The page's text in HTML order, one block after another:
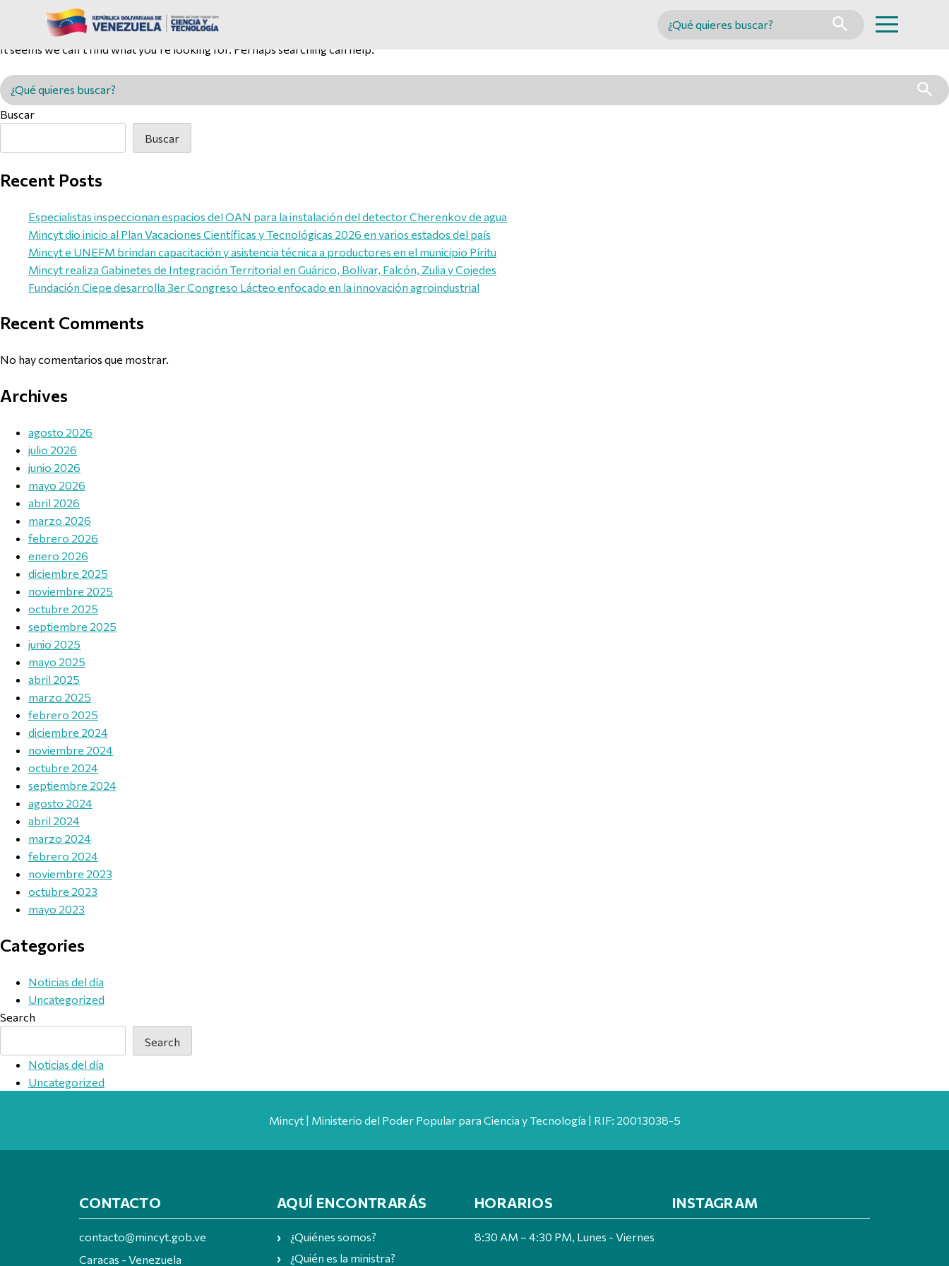
Buscar en MINCYT
Nothing Found
It seems we can’t find what you’re looking for. Perhaps searching can help.
Buscar en MINCYT
Buscar
Buscar
Recent Posts
Especialistas inspeccionan espacios del OAN para la instalación del detector Cherenkov de agua
Mincyt dio inicio al Plan Vacaciones Científicas y Tecnológicas 2026 en varios estados del país
Mincyt e UNEFM brindan capacitación y asistencia técnica a productores en el municipio Píritu
Mincyt realiza Gabinetes de Integración Territorial en Guárico, Bolívar, Falcón, Zulia y Cojedes
Fundación Ciepe desarrolla 3er Congreso Lácteo enfocado en la innovación agroindustrial
Recent Comments
No hay comentarios que mostrar.
Archives
agosto 2026
julio 2026
junio 2026
mayo 2026
abril 2026
marzo 2026
febrero 2026
enero 2026
diciembre 2025
noviembre 2025
octubre 2025
septiembre 2025
junio 2025
mayo 2025
abril 2025
marzo 2025
febrero 2025
diciembre 2024
noviembre 2024
octubre 2024
septiembre 2024
agosto 2024
abril 2024
marzo 2024
febrero 2024
noviembre 2023
octubre 2023
mayo 2023
Categories
Noticias del día
Uncategorized
Search
Search
Noticias del día
Uncategorized
Mincyt | Ministerio del Poder Popular para Ciencia y Tecnología | RIF: 20013038-5
CONTACTO
contacto@mincyt.gob.ve
Caracas - Venezuela
AQUÍ ENCONTRARÁS
¿Quiénes somos?
¿Quién es la ministra?
HORARIOS
8:30 AM – 4:30 PM, Lunes - Viernes
INSTAGRAM